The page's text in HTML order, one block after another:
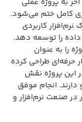
کامل ختم می‌شود.
کاربردی
داده را توسعه دهد.
را به عنوان
حرفه‌ای طراحی کرده
این پروژه نقش
انجام موفق
در صنعت نرم‌افزار و